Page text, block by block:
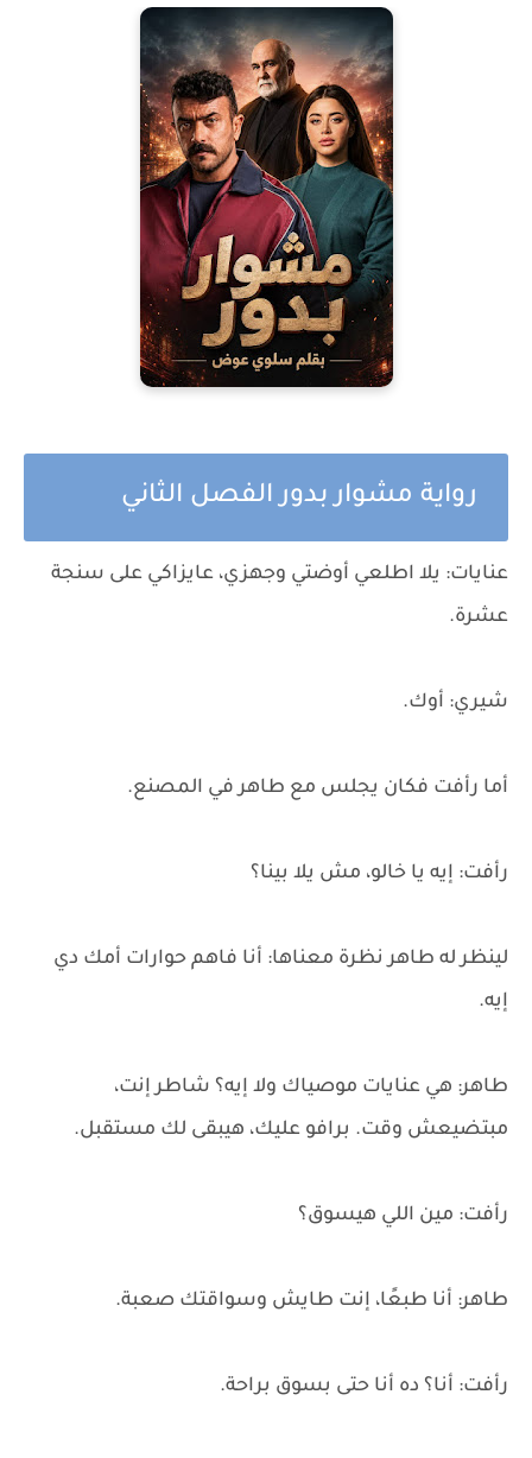
رواية مشوار بدور الفصل الثاني
عنايات: يلا اطلعي أوضتي وجهزي، عايزاكي على سنجة
عشرة.
شيري: أوك.
أما رأفت فكان يجلس مع طاهر في المصنع.
رأفت: إيه يا خالو، مش يلا بينا؟
لينظر له طاهر نظرة معناها: أنا فاهم حوارات أمك دي
إيه.
طاهر: هي عنايات موصياك ولا إيه؟ شاطر إنت،
مبتضيعش وقت. برافو عليك، هيبقى لك مستقبل.
رأفت: مين اللي هيسوق؟
طاهر: أنا طبعًا، إنت طايش وسواقتك صعبة.
رأفت: أنا؟ ده أنا حتى بسوق براحة.